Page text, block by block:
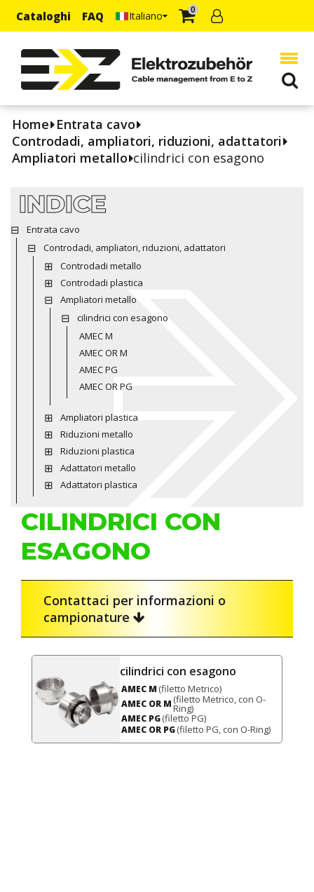
Cataloghi FAQ Italiano 0
Home Entrata cavo
Controdadi, ampliatori, riduzioni, adattatori
Ampliatori metallo cilindrici con esagono
INDICE
Entrata cavo
Controdadi, ampliatori, riduzioni, adattatori
Controdadi metallo
Controdadi plastica
Ampliatori metallo
cilindrici con esagono
AMEC M
AMEC OR M
AMEC PG
AMEC OR PG
Ampliatori plastica
Riduzioni metallo
Riduzioni plastica
Adattatori metallo
Adattatori plastica
CILINDRICI CON
ESAGONO
Contattaci per informazioni o
campionature
cilindrici con esagono
AMEC M (filetto Metrico)
AMEC OR M (filetto Metrico, con O-
Ring)
AMEC PG (filetto PG)
AMEC OR PG (filetto PG, con O-Ring)